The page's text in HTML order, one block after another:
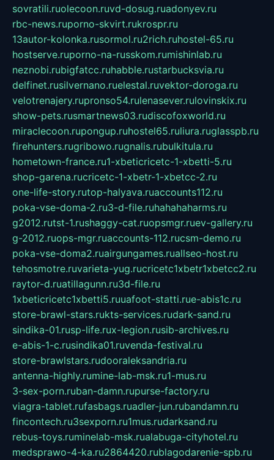
sovratili.ruolecoon.ruvd-dosug.ruadonyev.ru
rbc-news.ruporno-skvirt.rukrospr.ru
13autor-kolonka.rusormol.ru2rich.ruhostel-65.ru
hostserve.ruporno-na-russkom.rumishinlab.ru
neznobi.rubigfatcc.ruhabble.rustarbucksvia.ru
delfinet.rusilvernano.ruelestal.ruvektor-doroga.ru
velotrenajery.rupronso54.rulenasever.rulovinskix.ru
show-pets.rusmartnews03.rudiscofoxworld.ru
miraclecoon.rupongup.ruhostel65.ruliura.ruglasspb.ru
firehunters.rugribowo.rugnalis.rubulkitula.ru
hometown-france.ru1-xbeticricetc-1-xbetti-5.ru
shop-garena.rucricetc-1-xbetr-1-xbetcc-2.ru
one-life-story.rutop-halyava.ruaccounts112.ru
poka-vse-doma-2.ru3-d-file.ruhahahaharms.ru
g2012.rutst-1.rushaggy-cat.ruopsmgr.ruev-gallery.ru
g-2012.ruops-mgr.ruaccounts-112.rucsm-demo.ru
poka-vse-doma2.ruairgungames.ruallseo-host.ru
tehosmotre.ruvarieta-yug.rucricetc1xbetr1xbetcc2.ru
raytor-d.ruatillagunn.ru3d-file.ru
1xbeticricetc1xbetti5.ruuafoot-statti.rue-abis1c.ru
store-brawl-stars.rukts-services.rudark-sand.ru
sindika-01.rusp-life.rux-legion.rusib-archives.ru
e-abis-1-c.rusindika01.ruvenda-festival.ru
store-brawlstars.rudooraleksandria.ru
antenna-highly.rumine-lab-msk.ru1-mus.ru
3-sex-porn.ruban-damn.rupurse-factory.ru
viagra-tablet.rufasbags.ruadler-jun.rubandamn.ru
fincontech.ru3sexporn.ru1mus.rudarksand.ru
rebus-toys.ruminelab-msk.rualabuga-cityhotel.ru
medsprawo-4-ka.ru2864420.rublagodarenie-spb.ru